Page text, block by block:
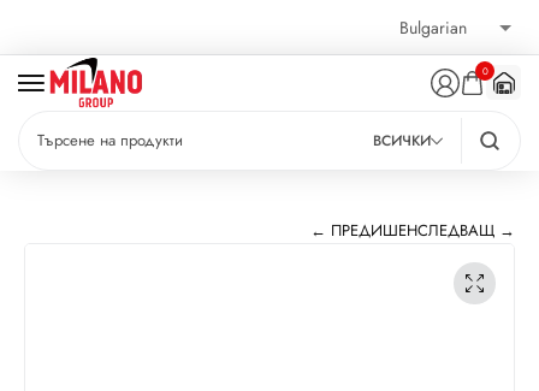
0
ВСИЧКИ
← ПРЕДИШЕНСЛЕДВАЩ →